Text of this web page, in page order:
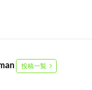
投稿一覧